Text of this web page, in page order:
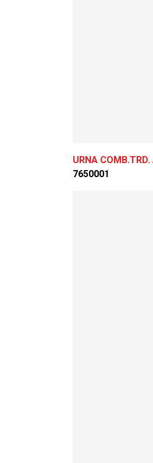
URNA
7650001